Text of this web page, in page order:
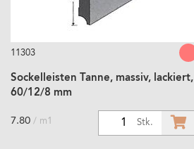
11303
Sockelleisten Tanne, massiv, lackiert,
60/12/8 mm
Stk.
7.80 / m1